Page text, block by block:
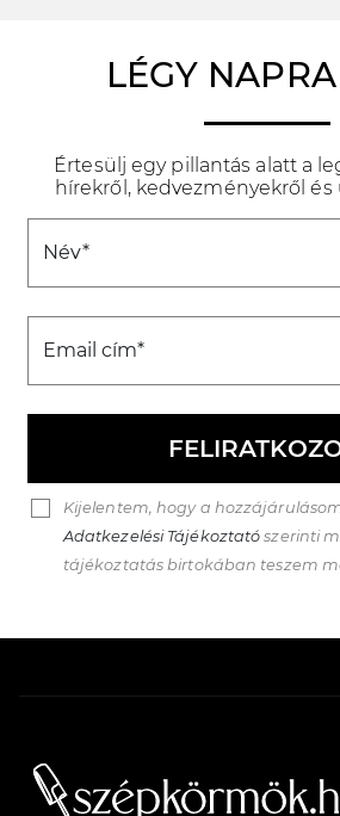
LÉGY
Értesülj egy pillantás alatt a
hírekről, kedvezményekről
Név*
Email cím*
Kijelentem, hogy a
Adatkezelési Tájékoztató szerinti
tájékoztatás birtokában teszem